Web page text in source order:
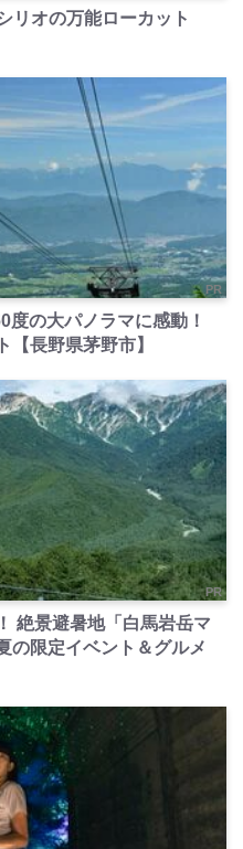
リオの万能ローカット
PR
度の大パノラマに感動！
【長野県茅野市】
PR
絶景避暑地「白馬岩岳マ
の限定イベント＆グルメ